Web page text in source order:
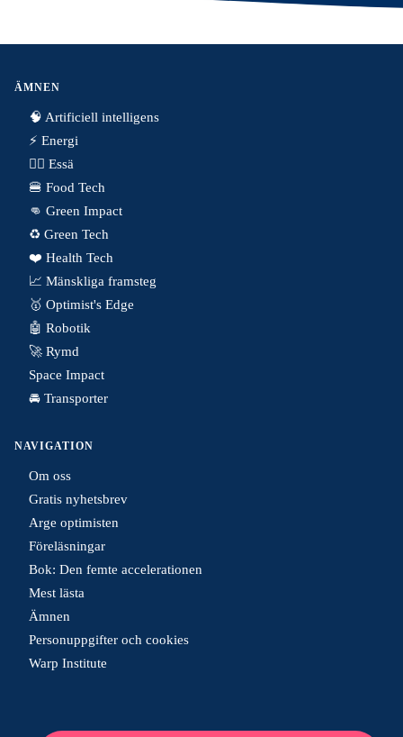
ÄMNEN
🧠 Artificiell intelligens
⚡️ Energi
✍🏼 Essä
🍔 Food Tech
👊 Green Impact
♻️ Green Tech
❤️ Health Tech
📈 Mänskliga framsteg
🥇 Optimist's Edge
🤖 Robotik
🚀 Rymd
Space Impact
🚘 Transporter
NAVIGATION
Om oss
Gratis nyhetsbrev
Arge optimisten
Föreläsningar
Bok: Den femte accelerationen
Mest lästa
Ämnen
Personuppgifter och cookies
Warp Institute